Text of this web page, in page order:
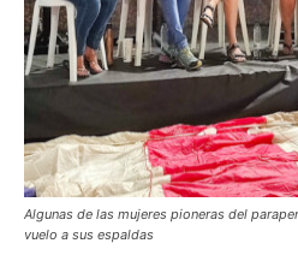
Algunas de las mujeres pioneras del
vuelo a sus espaldas